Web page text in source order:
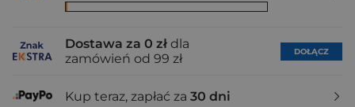
Dostawa za 0 zł dla
zamówień od 99 zł
DOŁĄCZ
Kup teraz, zapłać za 30 dni